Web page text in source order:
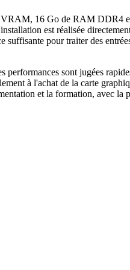
16 Go de RAM DDR4
est réalisée
pour traiter des
sont jugées
à l'achat de la carte
et la formation, avec la